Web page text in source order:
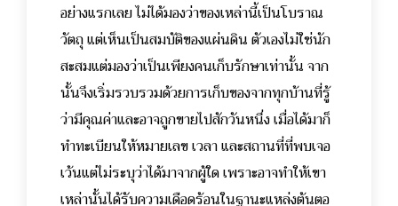
อย่างแรกเลย ไม่ได้มองว่าของเหล่านี้เป็นโบราณ
วัตถุ แต่เห็นเป็นสมบัติของแผ่นดิน ตัวเองไม่ใช่นัก
สะสมแต่มองว่าเป็นเพียงคนเก็บรักษาเท่านั้น จาก
นั้นจึงเริ่มรวบรวมด้วยการเก็บของจากทุกบ้านที่รู้
ว่ามีคุณค่าและอาจถูกขายไปสักวันหนึ่ง เมื่อได้มาก็
ทำทะเบียนให้หมายเลข เวลา และสถานที่ที่พบเจอ
เว้นแต่ไม่ระบุว่าได้มาจากผู้ใด เพราะอาจทำให้เขา
เหล่านั้นได้รับความเดือดร้อนในฐานะแหล่งต้นตอ